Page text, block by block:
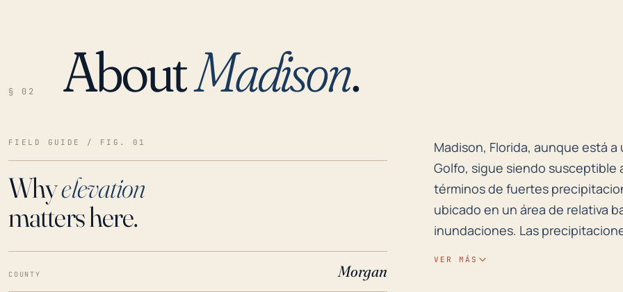
LOADING…
§ 02 AboutMadison.
FIELD GUIDE / FIG. 01
Whyelevation
matters here.
COUNTY Morgan
Madison, Florida, aunque está
Madison, Florida, aunque está
Golfo, sigue siendo susceptible
términos de fuertes
ubicado en un área de relativa
inundaciones. Las
grandes o más lentos pueden
VER MÁS